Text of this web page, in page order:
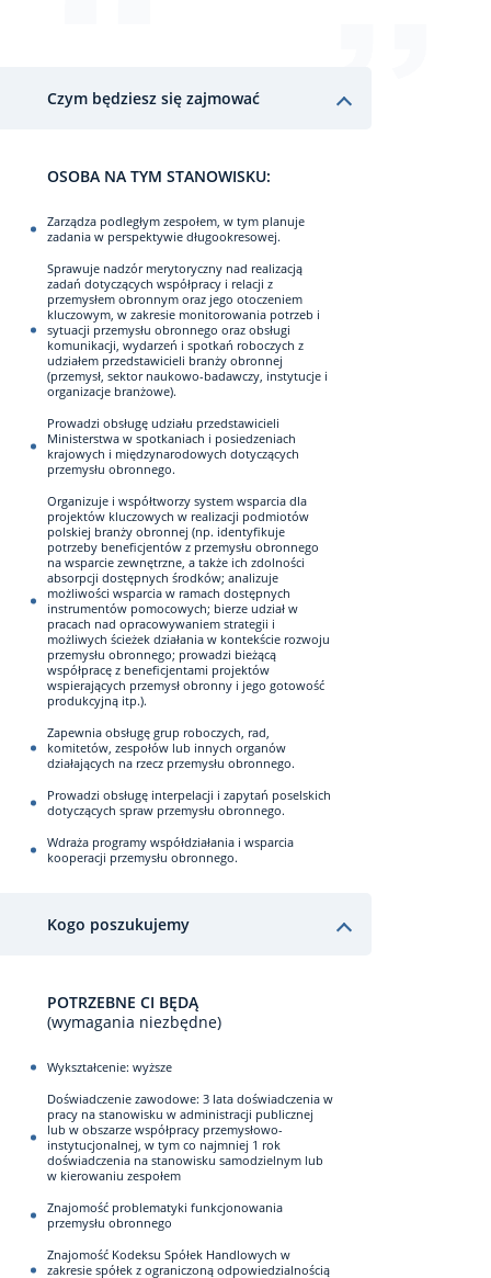
Czym będziesz się zajmować
OSOBA NA TYM STANOWISKU:
Zarządza podległym zespołem, w tym planuje
zadania w perspektywie długookresowej.
Sprawuje nadzór merytoryczny nad realizacją
zadań dotyczących współpracy i relacji z
przemysłem obronnym oraz jego otoczeniem
kluczowym, w zakresie monitorowania potrzeb i
sytuacji przemysłu obronnego oraz obsługi
komunikacji, wydarzeń i spotkań roboczych z
udziałem przedstawicieli branży obronnej
(przemysł, sektor naukowo-badawczy, instytucje i
organizacje branżowe).
Prowadzi obsługę udziału przedstawicieli
Ministerstwa w spotkaniach i posiedzeniach
krajowych i międzynarodowych dotyczących
przemysłu obronnego.
Organizuje i współtworzy system wsparcia dla
projektów kluczowych w realizacji podmiotów
polskiej branży obronnej (np. identyfikuje
potrzeby beneficjentów z przemysłu obronnego
na wsparcie zewnętrzne, a także ich zdolności
absorpcji dostępnych środków; analizuje
możliwości wsparcia w ramach dostępnych
instrumentów pomocowych; bierze udział w
pracach nad opracowywaniem strategii i
możliwych ścieżek działania w kontekście rozwoju
przemysłu obronnego; prowadzi bieżącą
współpracę z beneficjentami projektów
wspierających przemysł obronny i jego gotowość
produkcyjną itp.).
Zapewnia obsługę grup roboczych, rad,
komitetów, zespołów lub innych organów
działających na rzecz przemysłu obronnego.
Prowadzi obsługę interpelacji i zapytań poselskich
dotyczących spraw przemysłu obronnego.
Wdraża programy współdziałania i wsparcia
kooperacji przemysłu obronnego.
Kogo poszukujemy
POTRZEBNE CI BĘDĄ
(wymagania niezbędne)
Wykształcenie: wyższe
Doświadczenie zawodowe: 3 lata doświadczenia w
pracy na stanowisku w administracji publicznej
lub w obszarze współpracy przemysłowo-
instytucjonalnej, w tym co najmniej 1 rok
doświadczenia na stanowisku samodzielnym lub
w kierowaniu zespołem
Znajomość problematyki funkcjonowania
przemysłu obronnego
Znajomość Kodeksu Spółek Handlowych w
zakresie spółek z ograniczoną odpowiedzialnością